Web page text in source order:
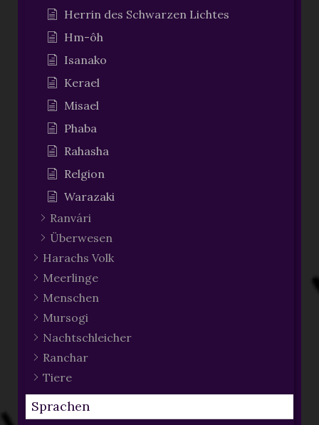
Herrin des Schwarzen Lichtes
Hm-ôh
Isanako
Kerael
Misael
Phaba
Rahasha
Relgion
Warazaki
Ranvári
Überwesen
Harachs Volk
Meerlinge
Menschen
Mursogi
Nachtschleicher
Ranchar
Tiere
Sprachen